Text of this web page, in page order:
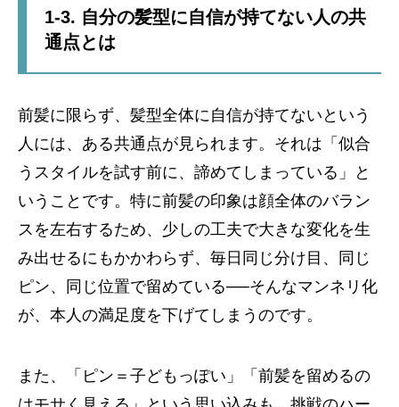
1-3. 自分の髪型に自信が持てない人の共
通点とは
前髪に限らず、髪型全体に自信が持てないという
人には、ある共通点が見られます。それは「似合
うスタイルを試す前に、諦めてしまっている」と
いうことです。特に前髪の印象は顔全体のバラン
スを左右するため、少しの工夫で大きな変化を生
み出せるにもかかわらず、毎日同じ分け目、同じ
ピン、同じ位置で留めている──そんなマンネリ化
が、本人の満足度を下げてしまうのです。
また、「ピン＝子どもっぽい」「前髪を留めるの